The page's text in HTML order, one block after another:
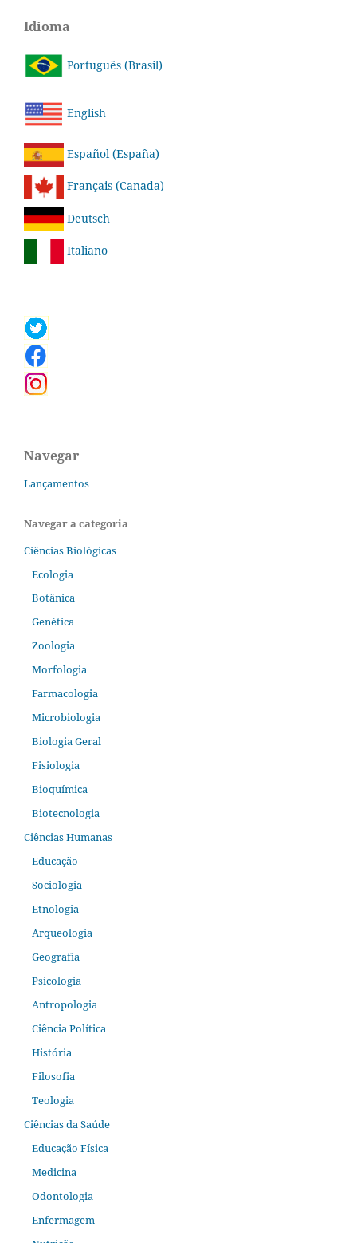
Idioma
Português (Brasil)
English
Español (España)
Français (Canada)
Deutsch
Italiano
Navegar
Lançamentos
Navegar a categoria
Ciências Biológicas
Ecologia
Botânica
Genética
Zoologia
Morfologia
Farmacologia
Microbiologia
Biologia Geral
Fisiologia
Bioquímica
Biotecnologia
Ciências Humanas
Educação
Sociologia
Etnologia
Arqueologia
Geografia
Psicologia
Antropologia
Ciência Política
História
Filosofia
Teologia
Ciências da Saúde
Educação Física
Medicina
Odontologia
Enfermagem